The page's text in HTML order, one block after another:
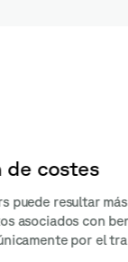
de costes
puede resultar
asociados con
por el